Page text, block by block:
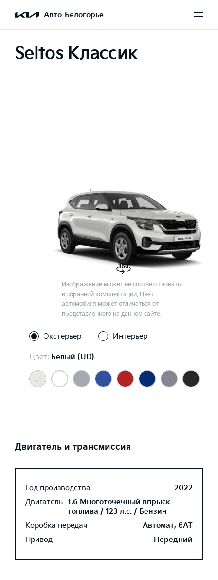
Авто-Белогорье
Seltos Классик
Изображение может не соответствовать
выбранной комплектации. Цвет
автомобиля может отличаться от
представленного на данном сайте.
Экстерьер Интерьер
Цвет: Белый (UD)
Двигатель и трансмиссия
Год производства
2022
Двигатель 1.6 Многоточечный впрыск
топлива / 123 л.с. / Бензин
Коробка передач
Автомат, 6AT
Привод
Передний